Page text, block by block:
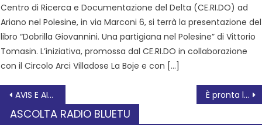
Centro di Ricerca e Documentazione del Delta (CE.RI.DO) ad
Ariano nel Polesine, in via Marconi 6, si terrà la presentazione del
libro “Dobrilla Giovannini. Una partigiana nel Polesine” di Vittorio
Tomasin. L’iniziativa, promossa dal CE.RI.DO in collaborazione
con il Circolo Arci Villadose La Boje e con […]
AVIS E AIDO ROVIGO, FESTA DEI DONATORI IL 28 OTTOBRE A SAN BORTOLO È pronta la festa per i 100 anni del Liceo Scientifico Paleocapa
ASCOLTA RADIO BLUETU